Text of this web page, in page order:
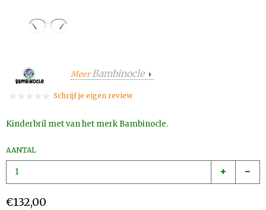
Meer Bambinocle
Schrijf je eigen review
Kinderbril met van het merk Bambinocle.
AANTAL
€132,00